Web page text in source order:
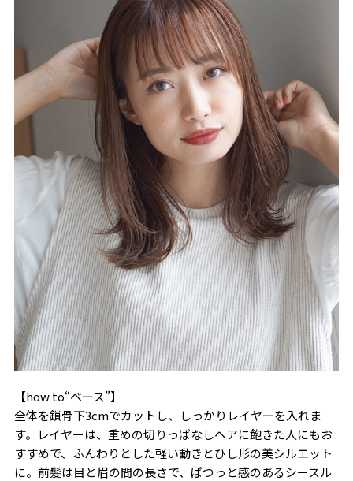
【how to“ベース”】
全体を鎖骨下3cmでカットし、しっかりレイヤーを入れま
す。レイヤーは、重めの切りっぱなしヘアに飽きた人にもお
すすめで、ふんわりとした軽い動きとひし形の美シルエット
に。前髪は目と眉の間の長さで、ぱつっと感のあるシースル